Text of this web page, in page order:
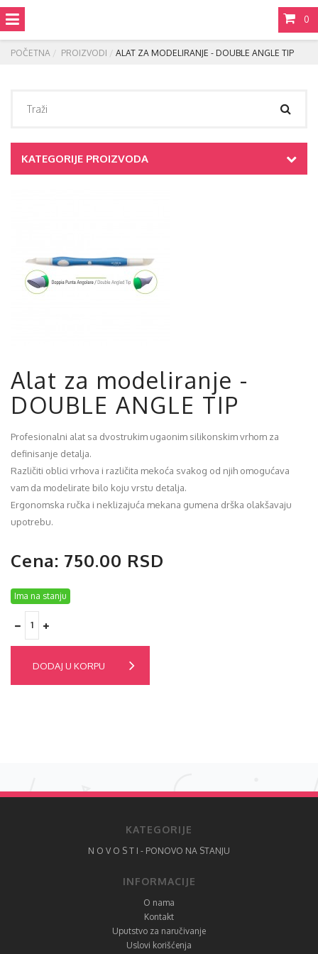
0
POČETNA PROIZVODI ALAT ZA MODELIRANJE - DOUBLE ANGLE TIP
KATEGORIJE PROIZVODA
Alat za modeliranje -
DOUBLE ANGLE TIP
Profesionalni alat sa dvostrukim ugaonim silikonskim vrhom za
definisanje detalja.
Različiti oblici vrhova i različita mekoća svakog od njih omogućava
vam da modelirate bilo koju vrstu detalja.
Ergonomska ručka i neklizajuća mekana gumena drška olakšavaju
upotrebu.
Cena: 750.00 RSD
Ima na stanju
DODAJ U KORPU
KATEGORIJE
N O V O S T I - PONOVO NA STANJU
INFORMACIJE
O nama
Kontakt
Uputstvo za naručivanje
Uslovi korišćenja